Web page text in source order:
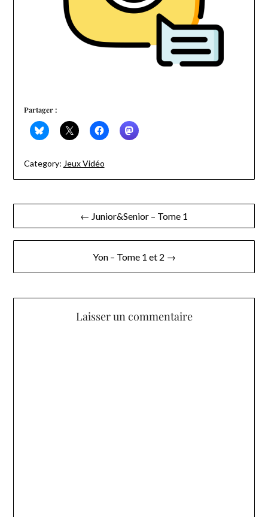
Partager :
Category: Jeux Vidéo
Navigation
de
← Junior&Senior – Tome 1
Yon – Tome 1 et 2 →
Laisser un commentaire